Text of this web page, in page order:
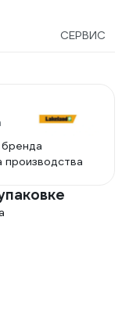
СЕРВИС
производства